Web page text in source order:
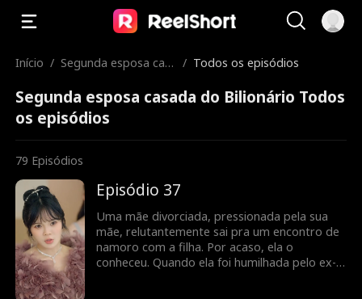
Início / Segunda esposa cas
/ Todos os episódios
Segunda esposa casada do Bilionário Todos
os episódios
79 Episódios
Episódio 37
Uma mãe divorciada, pressionada pela sua
mãe, relutantemente sai pra um encontro de
namoro com a filha. Por acaso, ela o
conheceu. Quando ela foi humilhada pelo ex-